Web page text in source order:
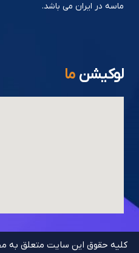
ماسه در ایران می باشد.
لوکیشن ما
کلیه حقوق این سایت متعلق به